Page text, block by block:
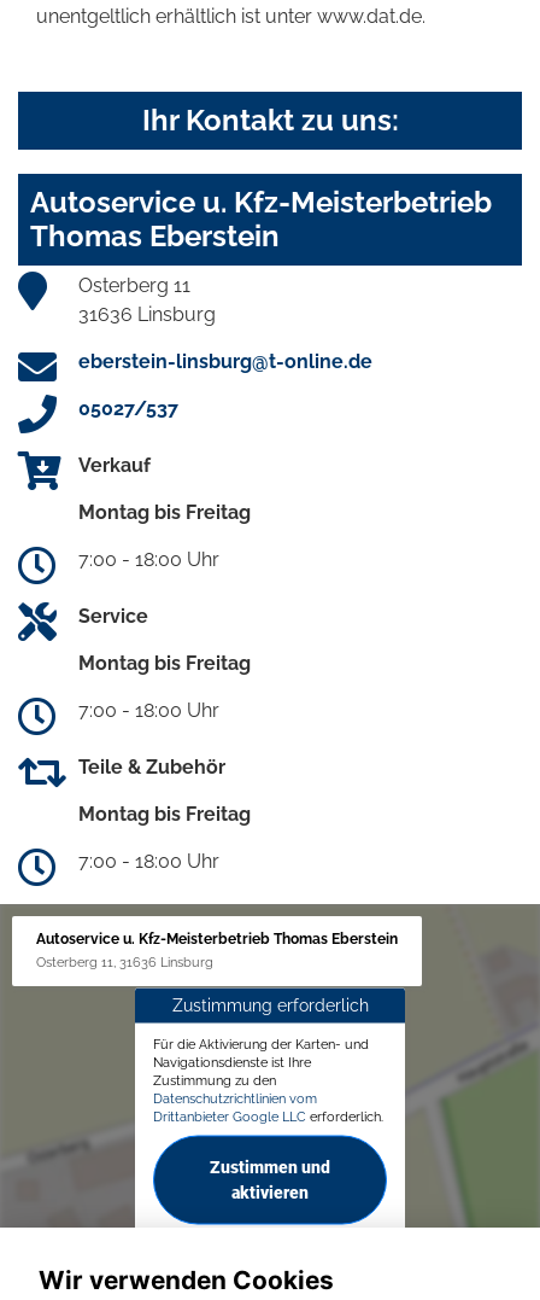
unentgeltlich erhältlich ist unter www.dat.de.
Ihr Kontakt zu uns:
Autoservice u. Kfz-Meisterbetrieb
Thomas Eberstein
Osterberg 11
31636 Linsburg
eberstein-linsburg@t-online.de
05027/537
Verkauf
Montag bis Freitag
7:00 - 18:00 Uhr
Service
Montag bis Freitag
7:00 - 18:00 Uhr
Teile & Zubehör
Montag bis Freitag
7:00 - 18:00 Uhr
Autoservice u. Kfz-Meisterbetrieb Thomas Eberstein
Osterberg 11, 31636 Linsburg
Zustimmung erforderlich
Für die Aktivierung der Karten- und
Navigationsdienste ist Ihre
Zustimmung zu den
Datenschutzrichtlinien vom
Drittanbieter Google LLC erforderlich.
Zustimmen und
aktivieren
Wir verwenden Cookies